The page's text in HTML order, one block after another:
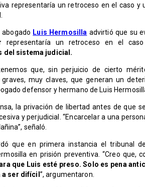
representaría un retroceso en el caso y
abogado Luis Hermosilla advirtió que su
representaría un retroceso en el
del sistema judicial.
que, sin perjuicio de cierto
graves, muy claves, que generan un
defensor y hermano de Luis
la privación de libertad antes de que
y perjudicial. “Encarcelar a una
señaló.
que en primera instancia el tribunal
en prisión preventiva. “Creo que,
que Luis esté preso. Solo es pena
ser difícil ”, argumentaron.